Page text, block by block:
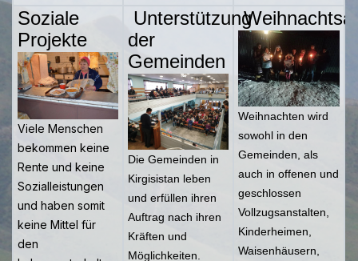
Soziale
Projekte
Viele Menschen
bekommen keine
Rente und keine
Sozialleistungen
und haben somit
keine Mittel für
den
Unterstützung
der
Gemeinden
Die Gemeinden in
Kirgisistan leben
und erfüllen ihren
Auftrag nach ihren
Kräften und
Möglichkeiten.
Weihnachten wird
sowohl in den
Gemeinden, als
auch in offenen und
geschlossen
Vollzugsanstalten,
Kinderheimen,
Waisenhäusern,